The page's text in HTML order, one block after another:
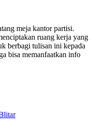
meja kantor partisi.
ruang kerja yang
berbagi tulisan ini kepada
bisa memanfaatkan info